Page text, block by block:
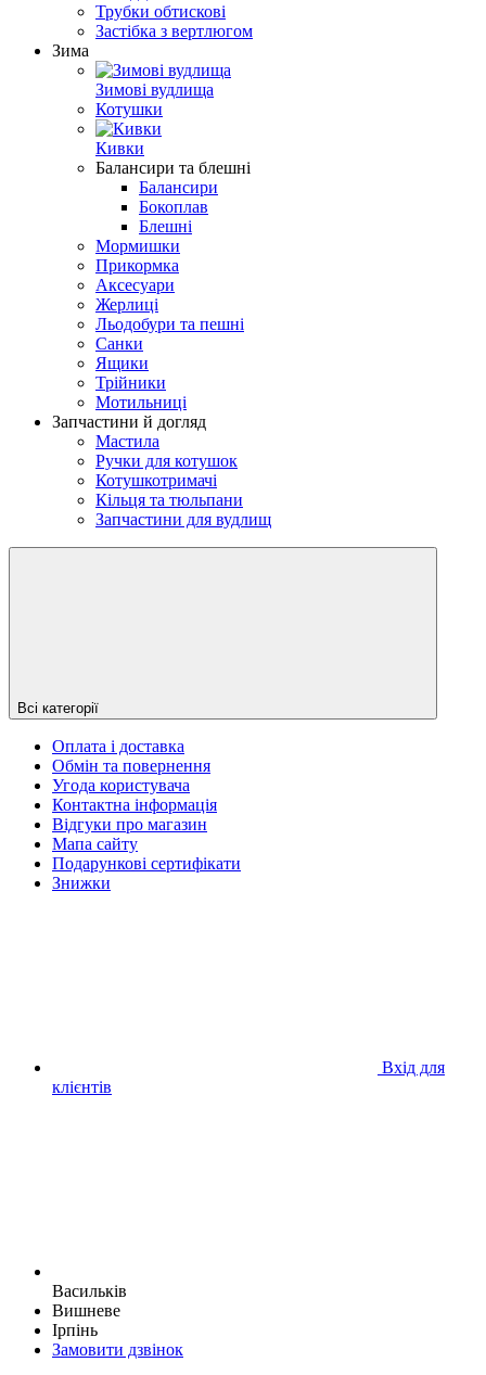
Трубки обтискові
Застібка з вертлюгом
Зима
Зимові вудлища
Котушки
Кивки
Балансири та блешні
Балансири
Бокоплав
Блешні
Мормишки
Прикормка
Аксесуари
Жерлиці
Льодобури та пешні
Санки
Ящики
Трійники
Мотильниці
Запчастини й догляд
Мастила
Ручки для котушок
Котушкотримачі
Кільця та тюльпани
Запчастини для вудлищ
Всі категорії
Оплата і доставка
Обмін та повернення
Угода користувача
Контактна інформація
Відгуки про магазин
Мапа сайту
Подарункові сертифікати
Знижки
Вхід для
клієнтів
Васильків
Вишневе
Ірпінь
Замовити дзвінок